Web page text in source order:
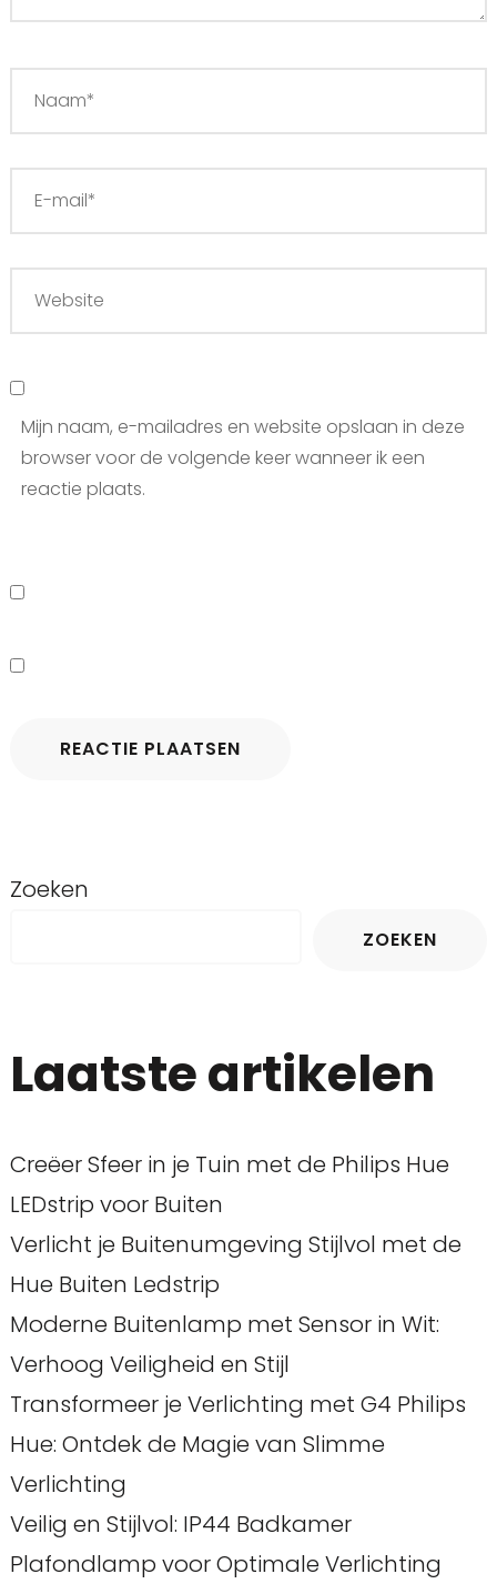
Mijn naam, e-mailadres en website opslaan in deze
browser voor de volgende keer wanneer ik een
reactie plaats.
Zoeken
ZOEKEN
Laatste artikelen
Creëer Sfeer in je Tuin met de Philips Hue
LEDstrip voor Buiten
Verlicht je Buitenumgeving Stijlvol met de
Hue Buiten Ledstrip
Moderne Buitenlamp met Sensor in Wit:
Verhoog Veiligheid en Stijl
Transformeer je Verlichting met G4 Philips
Hue: Ontdek de Magie van Slimme
Verlichting
Veilig en Stijlvol: IP44 Badkamer
Plafondlamp voor Optimale Verlichting